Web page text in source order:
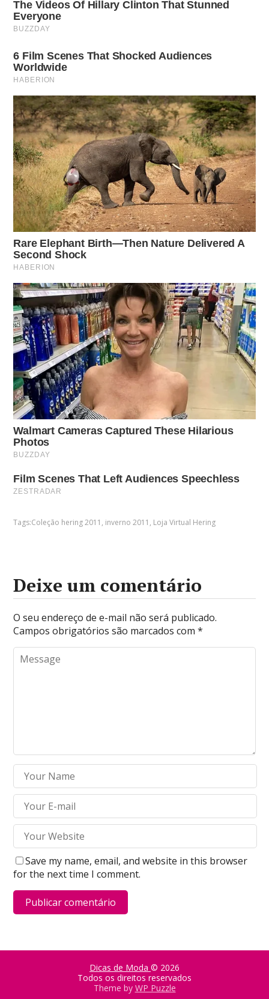
Tags:Coleção hering 2011 , inverno 2011 , Loja Virtual Hering
Deixe um comentário
O seu endereço de e-mail não será publicado.
Campos obrigatórios são marcados com*
Save my name, email, and website in this browser
for the next time I comment.
Dicas de Moda © 2026
Todos os direitos reservados
Theme by WP Puzzle